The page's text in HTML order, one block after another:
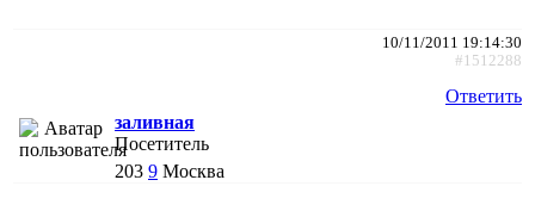
10/11/2011 19:14:30
#1512288
Ответить
заливная
Посетитель
203 9 Москва